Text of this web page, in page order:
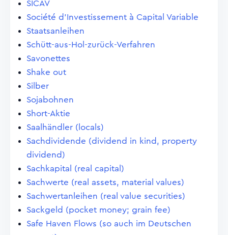
SICAV
Société d'Investissement à Capital Variable
Staatsanleihen
Schütt-aus-Hol-zurück-Verfahren
Savonettes
Shake out
Silber
Sojabohnen
Short-Aktie
Saalhändler (locals)
Sachdividende (dividend in kind, property
dividend)
Sachkapital (real capital)
Sachwerte (real assets, material values)
Sachwertanleihen (real value securities)
Sackgeld (pocket money; grain fee)
Safe Haven Flows (so auch im Deutschen